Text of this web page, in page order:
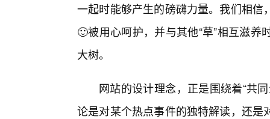
一起时能够产生的磅礴力量。我们相
🙂被用心呵护，并与其他“草”相互滋
大树。
网站的设计理念，正是围绕着“共
论是对某个热点事件的独特解读，还